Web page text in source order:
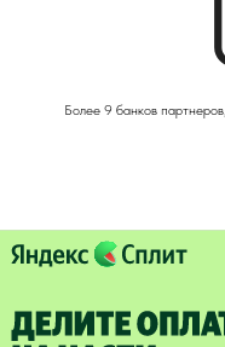
Более 9 банков